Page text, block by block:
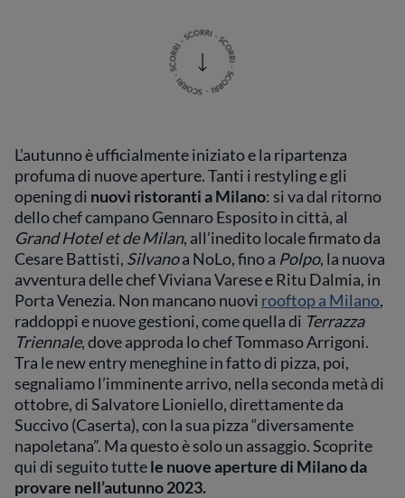
L’autunno è ufficialmente iniziato e la ripartenza
profuma di nuove aperture. Tanti i restyling e gli
opening di nuovi ristoranti a Milano: si va dal ritorno
dello chef campano Gennaro Esposito in città, al
Grand Hotel et de Milan, all’inedito locale firmato da
Cesare Battisti, Silvanoa NoLo, fino a Polpo, la nuova
avventura delle chef Viviana Varese e Ritu Dalmia, in
Porta Venezia. Non mancano nuovi rooftop a Milano,
raddoppi e nuove gestioni, come quella di Terrazza
Triennale, dove approda lo chef Tommaso Arrigoni.
Tra le new entry meneghine in fatto di pizza, poi,
segnaliamo l’imminente arrivo, nella seconda metà di
ottobre, di Salvatore Lioniello, direttamente da
Succivo (Caserta), con la sua pizza “diversamente
napoletana”. Ma questo è solo un assaggio. Scoprite
qui di seguito tuttele nuove aperture di Milano da
provare nell’autunno 2023.